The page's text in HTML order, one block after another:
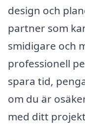
design och
partner som
smidigare och
professionell
spara tid,
om du är
med ditt